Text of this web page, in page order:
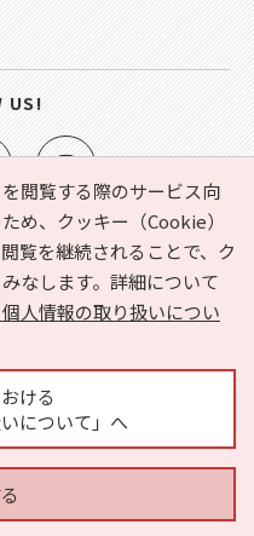
閲覧する際のサービス向
め、クッキー（Cookie）
覧を継続されることで、ク
なします。詳細について
人情報の取り扱いについ
ける
について」へ
お気に入り
ヘルプ
ついて
運営会社
するお問い合わせ
US!
All Rights Reserved.